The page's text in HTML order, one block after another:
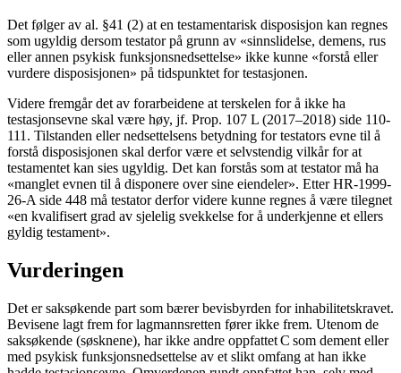
Det følger av al. §41 (2) at en testamentarisk disposisjon kan regnes
som ugyldig dersom testator på grunn av «sinnslidelse, demens, rus
eller annen psykisk funksjonsnedsettelse» ikke kunne «forstå eller
vurdere disposisjonen» på tidspunktet for testasjonen.
Videre fremgår det av forarbeidene at terskelen for å ikke ha
testasjonsevne skal være høy, jf. Prop. 107 L (2017–2018) side 110-
111. Tilstanden eller nedsettelsens betydning for testators evne til å
forstå disposisjonen skal derfor være et selvstendig vilkår for at
testamentet kan sies ugyldig. Det kan forstås som at testator må ha
«manglet evnen til å disponere over sine eiendeler». Etter HR-1999-
26-A side 448 må testator derfor videre kunne regnes å være tilegnet
«en kvalifisert grad av sjelelig svekkelse for å underkjenne et ellers
gyldig testament».
Vurderingen
Det er saksøkende part som bærer bevisbyrden for inhabilitetskravet.
Bevisene lagt frem for lagmannsretten fører ikke frem. Utenom de
saksøkende (søsknene), har ikke andre oppfattet C som dement eller
med psykisk funksjonsnedsettelse av et slikt omfang at han ikke